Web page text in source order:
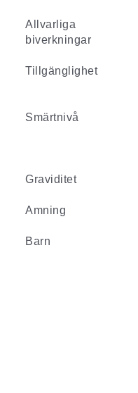
Allvarliga
biverkningar
Tillgänglighet
Smärtnivå
Graviditet
Amning
Barn